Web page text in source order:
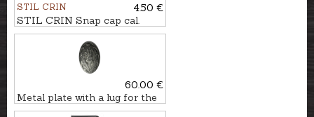
STIL CRIN
4.50 €
STIL CRIN Snap cap cal.
9,3x62
60.00 €
Metal plate with a lug for the
weapon stock's fore-end